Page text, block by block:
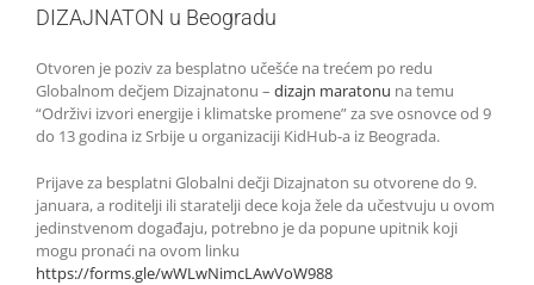
DIZAJNATON u Beogradu
Otvoren je poziv za besplatno učešće na trećem po redu
Globalnom dečjem Dizajnatonu – dizajn maratonu na temu
“Održivi izvori energije i klimatske promene” za sve osnovce od 9
do 13 godina iz Srbije u organizaciji KidHub-a iz Beograda.
Prijave za besplatni Globalni dečji Dizajnaton su otvorene do 9.
januara, a roditelji ili staratelji dece koja žele da učestvuju u ovom
jedinstvenom događaju, potrebno je da popune upitnik koji
mogu pronaći na ovom linku
https://forms.gle/wWLwNimcLAwVoW988